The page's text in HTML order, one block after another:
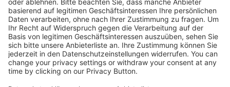
Kostenlose Rücksendung bis zu 14 Tage nach
Bestelleingang (innerhalb Deutschlands).